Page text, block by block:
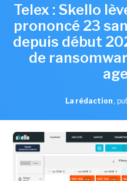
Telex : Skello
prononcé 23
depuis début
de
La rédaction ,